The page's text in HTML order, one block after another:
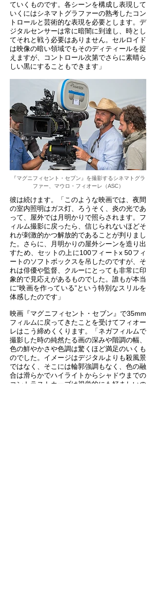
ていくものです。各シーンを構成し表現して
いくにはシネマトグラファーの熟考したコン
トロールと芸術的な表現を必要とします。デ
ジタルセンサーは常に暗闇に到達し、時とし
てそれと戦う必要はありません。セルロイド
は映像の暗い領域でもそのディティールを捉
えますが、コントロール次第でさらに素晴ら
しい黒にすることもできます」
『マグニフィセント・セブン』を撮影するシネマトグラ
ファー、マウロ・フィオーレ（ASC）
彼は続けます。「このような映画では、夜間
の室内照明はガス灯、ろうそく、炎の光であ
って、屋外では月明かりで照らされます。フ
ィルム撮影に戻ったら、信じられないほどそ
れが刺激的かつ解放的であることが判りまし
た。さらに、月明かりの屋外シーンを造り出
すため、セットの上に100フィートx 50フィ
ートのソフトボックスを吊したのですが、そ
れは俳優や監督、クルーにとっても非常に印
象的で見応えがあるものでした。誰もが本当
に“映画を作っている”という特別なスリルを
体感したのです」
映画『マグニフィセント・セブン』で35mm
フィルムに戻ってきたことを受けてフィオー
レはこう締めくくります。「ネガフィルムで
撮影した時の純然たる画の深みや階調の幅、
色の鮮やかさや色調は驚くほど満足のいくも
のでした。イメージはデジタルよりも殺風景
ではなく、そこには輪郭強調もなく、色の融
合は滑らかでハイライトからシャドウまでの
コントラストカーブは視覚的にも好ましいの